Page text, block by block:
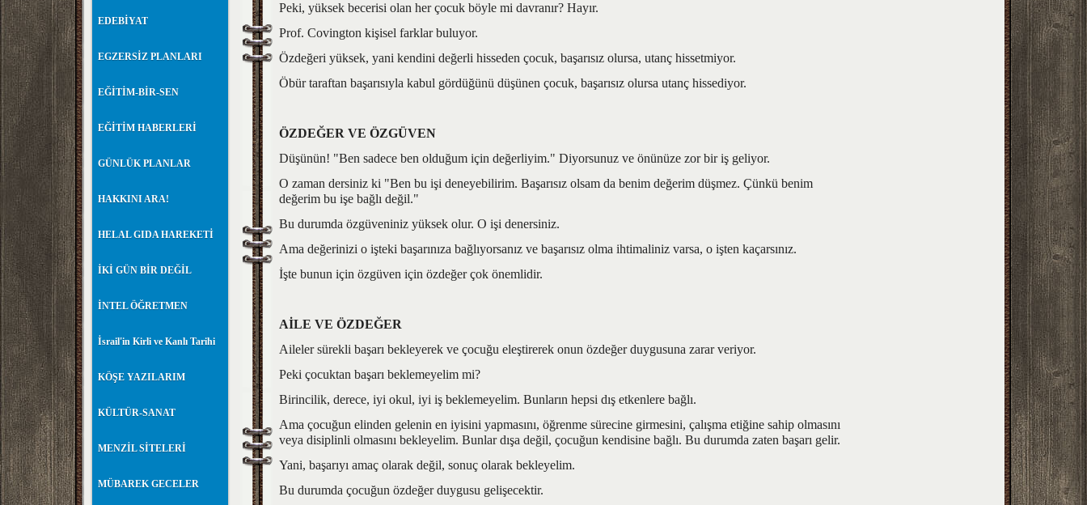
EDEBİYAT
EGZERSİZ PLANLARI
EĞİTİM-BİR-SEN
EĞİTİM HABERLERİ
GÜNLÜK PLANLAR
HAKKINI ARA!
HELAL GIDA HAREKETİ
İKİ GÜN BİR DEĞİL
İNTEL ÖĞRETMEN
İsrail'in Kirli ve Kanlı Tarihi
KÖŞE YAZILARIM
KÜLTÜR-SANAT
MENZİL SİTELERİ
MÜBAREK GECELER
Peki, yüksek becerisi olan her çocuk böyle mi davranır? Hayır.
Prof. Covington kişisel farklar buluyor.
Özdeğeri yüksek, yani kendini değerli hisseden çocuk, başarısız olursa, utanç hissetmiyor.
Öbür taraftan başarısıyla kabul gördüğünü düşünen çocuk, başarısız olursa utanç hissediyor.
ÖZDEĞER VE ÖZGÜVEN
Düşünün! "Ben sadece ben olduğum için değerliyim." Diyorsunuz ve önünüze zor bir iş geliyor.
O zaman dersiniz ki "Ben bu işi deneyebilirim. Başarısız olsam da benim değerim düşmez. Çünkü benim
değerim bu işe bağlı değil."
Bu durumda özgüveniniz yüksek olur. O işi denersiniz.
Ama değerinizi o işteki başarınıza bağlıyorsanız ve başarısız olma ihtimaliniz varsa, o işten kaçarsınız.
İşte bunun için özgüven için özdeğer çok önemlidir.
AİLE VE ÖZDEĞER
Aileler sürekli başarı bekleyerek ve çocuğu eleştirerek onun özdeğer duygusuna zarar veriyor.
Peki çocuktan başarı beklemeyelim mi?
Birincilik, derece, iyi okul, iyi iş beklemeyelim. Bunların hepsi dış etkenlere bağlı.
Ama çocuğun elinden gelenin en iyisini yapmasını, öğrenme sürecine girmesini, çalışma etiğine sahip olmasını
veya disiplinli olmasını bekleyelim. Bunlar dışa değil, çocuğun kendisine bağlı. Bu durumda zaten başarı gelir.
Yani, başarıyı amaç olarak değil, sonuç olarak bekleyelim.
Bu durumda çocuğun özdeğer duygusu gelişecektir.